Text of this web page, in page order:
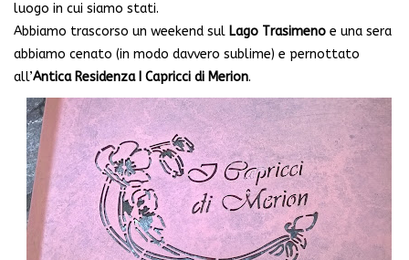
luogo in cui siamo stati.
Abbiamo trascorso un weekend sul Lago Trasimeno e una sera
abbiamo cenato (in modo davvero sublime) e pernottato
all’Antica Residenza I Capricci di Merion.